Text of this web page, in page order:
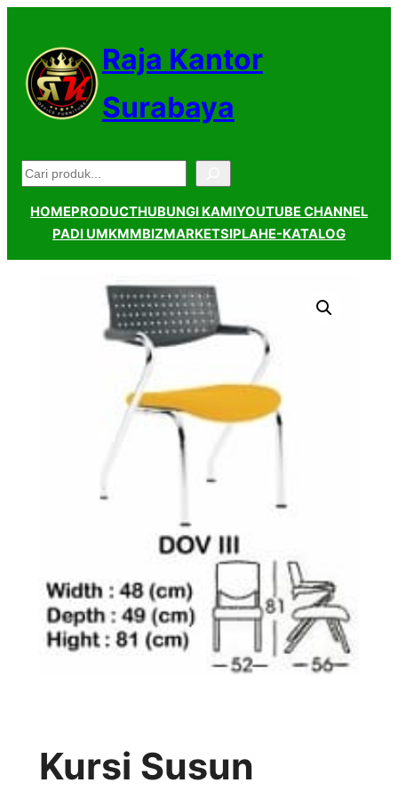
konten
Raja Kantor
Surabaya
Pencarian
HOMEPRODUCTHUBUNGI KAMIYOUTUBE CHANNEL
PADI UMKMMBIZMARKETSIPLAHE-KATALOG
Kursi Susun